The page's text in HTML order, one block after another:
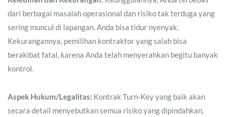
dari berbagai masalah operasional dan risiko tak terduga yang
sering muncul di lapangan. Anda bisa tidur nyenyak.
Kekurangannya, pemilihan kontraktor yang salah bisa
berakibat fatal, karena Anda telah menyerahkan begitu banyak
kontrol.
Aspek Hukum/Legalitas: Kontrak Turn-Key yang baik akan
secara detail menyebutkan semua risiko yang dipindahkan,